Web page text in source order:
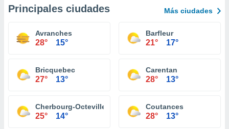
Principales ciudades Más ciudades
Avranches
28° 15°
Barfleur
21° 17°
Bricquebec
27° 13°
Carentan
28° 13°
Cherbourg-Octeville
25° 14°
Coutances
28° 13°